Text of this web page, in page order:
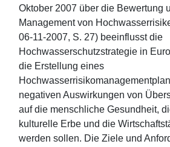
Oktober 2007 über die Bewertung
Management von
06-11-2007, S. 27) beeinflusst die
Hochwasserschutzstrategie in
die Erstellung eines
negativen Auswirkungen von
auf die menschliche Gesundheit,
kulturelle Erbe und die
werden sollen. Die Ziele und